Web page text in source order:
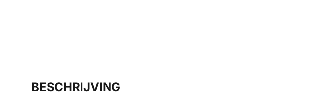
BESCHRIJVING